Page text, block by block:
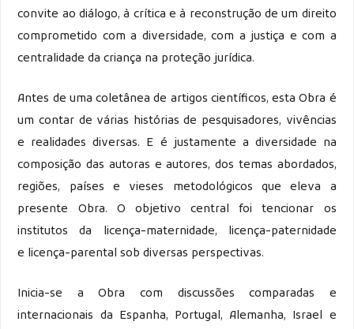
convite ao diálogo, à crítica e à reconstrução de um direito
comprometido com a diversidade, com a justiça e com a
centralidade da criança na proteção jurídica.
Antes de uma coletânea de artigos científicos, esta Obra é
um contar de várias histórias de pesquisadores, vivências
e realidades diversas. E é justamente a diversidade na
composição das autoras e autores, dos temas abordados,
regiões, países e vieses metodológicos que eleva a
presente Obra. O objetivo central foi tencionar os
institutos da licença-maternidade, licença-paternidade
e licença-parental sob diversas perspectivas.
Inicia-se a Obra com discussões comparadas e
internacionais da Espanha, Portugal, Alemanha, Israel e